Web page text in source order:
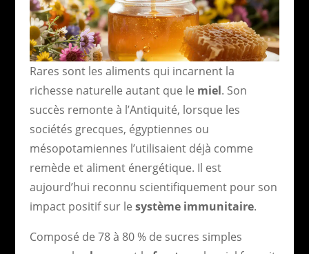
Rares sont les aliments qui incarnent la
richesse naturelle autant que le miel. Son
succès remonte à l’Antiquité, lorsque les
sociétés grecques, égyptiennes ou
mésopotamiennes l’utilisaient déjà comme
remède et aliment énergétique. Il est
aujourd’hui reconnu scientifiquement pour son
impact positif sur le système immunitaire.
Composé de 78 à 80 % de sucres simples